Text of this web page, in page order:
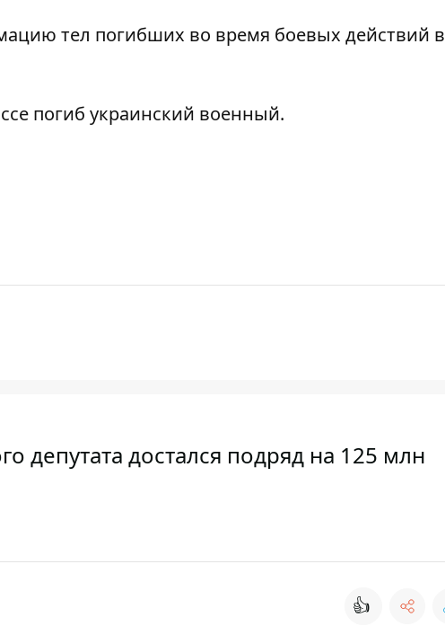
тел погибших во время боевых действий в
погиб украинский военный.
депутата достался подряд на 125 млн
👍